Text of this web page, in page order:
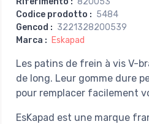
Codice prodotto : 5484
Gencod : 3221328200539
Marca : Eskapad
Les patins de frein à vis V-
de long. Leur gomme dure
pour remplacer facilement
EsKapad est une marque